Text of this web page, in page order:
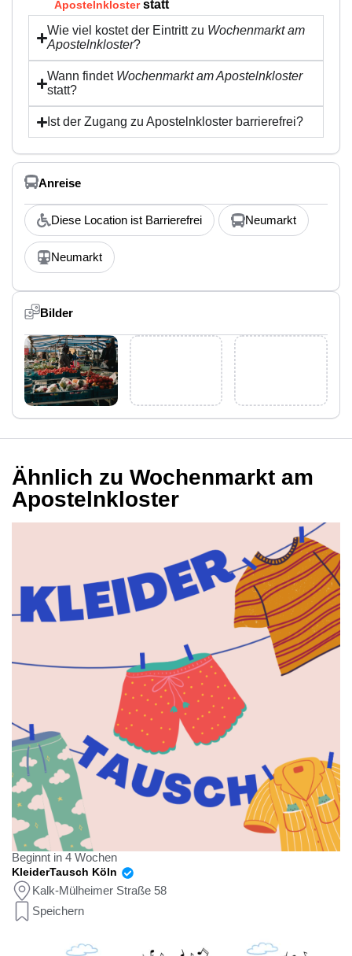
Apostelnklosterstatt
Wie viel kostet der Eintritt zu Wochenmarkt am
Apostelnkloster?
Wann findet Wochenmarkt am Apostelnkloster
statt?
Ist der Zugang zu Apostelnkloster barrierefrei?
Anreise
Diese Location ist Barrierefrei Neumarkt
Neumarkt
Bilder
Ähnlich zu Wochenmarkt am
Apostelnkloster
Beginnt in 4 Wochen
KleiderTausch Köln
Kalk-Mülheimer Straße 58
Speichern